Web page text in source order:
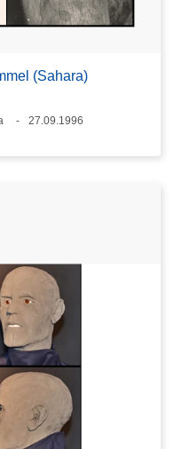
(Sahara)
27.09.1996